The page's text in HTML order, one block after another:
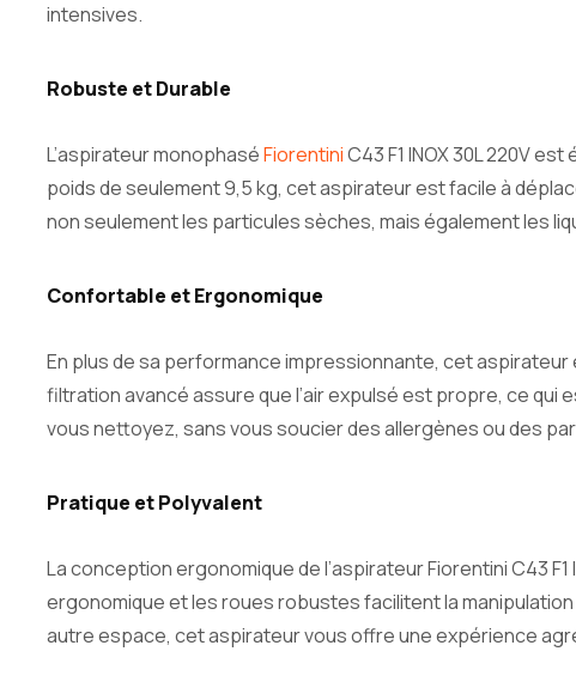
intensives.
Robuste et Durable
L’aspirateur monophaséFiorentiniC43 F1 INOX 30L 220V
poids de seulement 9,5 kg, cet aspirateur est facile à
non seulement les particules sèches, mais également les
Confortable et Ergonomique
En plus de sa performance impressionnante, cet
filtration avancé assure que l’air expulsé est propre, ce
vous nettoyez, sans vous soucier des allergènes ou des
Pratique et Polyvalent
La conception ergonomique de l’aspirateur Fiorentini C43
ergonomique et les roues robustes facilitent la
autre espace, cet aspirateur vous offre une expérience